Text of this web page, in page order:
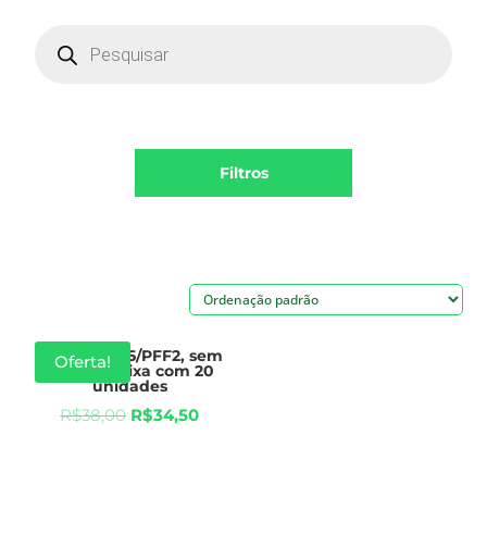
search
Filtros
Oferta!
Máscara N95/PFF2, sem
válvula, caixa com 20
unidades
R$38,00 R$34,50